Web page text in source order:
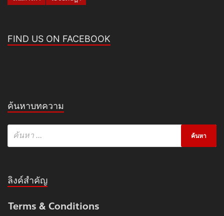
FIND US ON FACEBOOK
ค้นหาบทความ
ลิงค์สำคัญ
Terms & Conditions